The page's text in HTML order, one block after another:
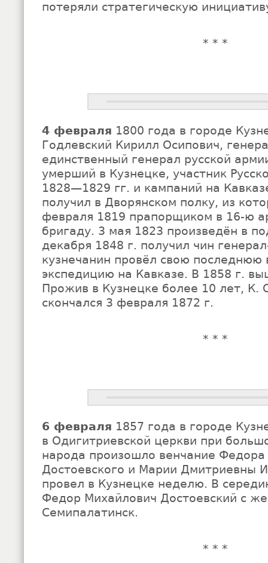
потеряли стратегическую
* * *
4 февраля 1800 года в городе
Годлевский Кирилл Осипович,
единственный генерал русской
умерший в Кузнецке, участник
1828—1829 гг. и кампаний на
получил в Дворянском полку, из
февраля 1819 прапорщиком в 16-ю
бригаду. 3 мая 1823 произведён в
декабря 1848 г. получил чин
кузнечанин провёл свою последнюю
экспедицию на Кавказе. В 1858 г.
Прожив в Кузнецке более 10 лет, К.
скончался 3 февраля 1872 г.
* * *
6 февраля 1857 года в городе
в Одигитриевской церкви при
народа произошло венчание
Достоевского и Марии Дмитриевны
провел в Кузнецке неделю. В
Федор Михайлович Достоевский с
Семипалатинск.
* * *